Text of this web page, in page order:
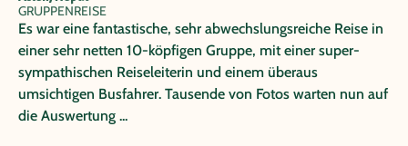
GRUPPENREISE
Es war eine fantastische, sehr abwechslungsreiche Reise in
einer sehr netten 10-köpfigen Gruppe, mit einer super-
sympathischen Reiseleiterin und einem überaus
umsichtigen Busfahrer. Tausende von Fotos warten nun auf
die Auswertung ...